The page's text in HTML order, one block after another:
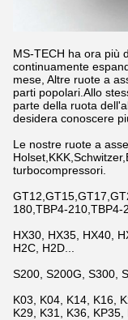
MS-TECH ha ora più
continuamente
mese, Altre ruote a
parti popolari.Allo
parte della ruota
desidera conoscere
Le nostre ruote a
turbocompressori.
180,TBP4-210,TBP4-
HX30, HX35, HX40,
H2C, H2D...
S200, S200G, S300,
K03, K04, K14, K16,
K29, K31, K36, KP35,